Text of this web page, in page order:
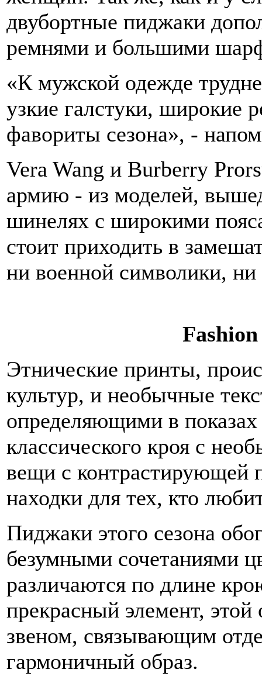
двубортные пиджаки
ремнями и большими
«К мужской одежде
узкие галстуки, широкие
фавориты сезона», -
Vera Wang и Burberry
армию - из моделей,
шинелях с широкими
стоит приходить в
ни военной символики,
Этнические принты,
культур, и необычные
определяющими в
классического кроя с
вещи с контрастирующей
находки для тех, кто
Пиджаки этого сезона
безумными сочетаниями
различаются по длине
прекрасный элемент,
звеном, связывающим
гармоничный образ.